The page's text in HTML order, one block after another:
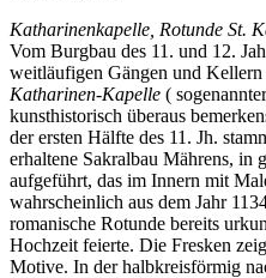
Katharinenkapelle, Rotunde St.
Vom Burgbau des 11. und 12.
weitläufigen Gängen und
Katharinen-Kapelle (
kunsthistorisch überaus
der ersten Hälfte des 11. Jh.
erhaltene Sakralbau Mährens, in
aufgeführt, das im Innern mit
wahrscheinlich aus dem Jahr
romanische Rotunde bereits
Hochzeit feierte. Die Fresken
Motive. In der halbkreisförmig